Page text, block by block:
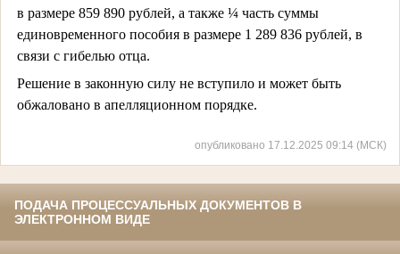
в размере 859 890 рублей, а также ¼ часть суммы
единовременного пособия в размере 1 289 836 рублей, в
связи с гибелью отца.
Решение в законную силу не вступило и может быть
обжаловано в апелляционном порядке.
опубликовано 17.12.2025 09:14 (МСК)
ПОДАЧА ПРОЦЕССУАЛЬНЫХ ДОКУМЕНТОВ В
ЭЛЕКТРОННОМ ВИДЕ